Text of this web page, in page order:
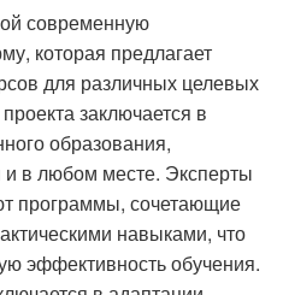
современную
которая предлагает
для различных целевых
заключается в
образования,
в любом месте. Эксперты
программы, сочетающие
навыками, что
эффективность обучения.